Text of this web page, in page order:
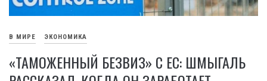
В МИРЕ ЭКОНОМИКА
«ТАМОЖЕННЫЙ БЕЗВИЗ» С ЕС: ШМЫГАЛЬ